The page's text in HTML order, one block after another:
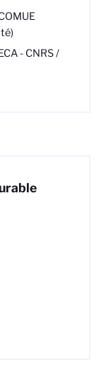
- CNRS /